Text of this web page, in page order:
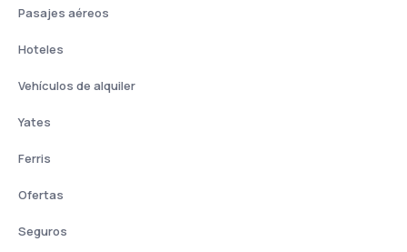
Pasajes aéreos
Hoteles
Vehículos de alquiler
Yates
Ferris
Ofertas
Seguros